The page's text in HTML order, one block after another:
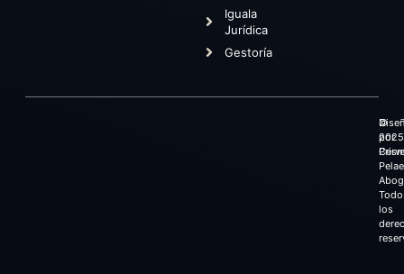
Iguala
Jurídica
Gestoría
©
los
por